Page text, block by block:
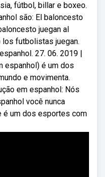
fútbol, billar e boxeo.
são: El baloncesto
juegan al
futbolistas juegan.
27. 06. 2019 |
espanhol) é um dos
e movimenta.
em espanhol: Nós
você nunca
é um dos esportes com